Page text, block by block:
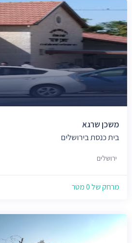
משכן שרגא
בית כנסת בירושלים
ירושלים
מרחק של 0 מטר